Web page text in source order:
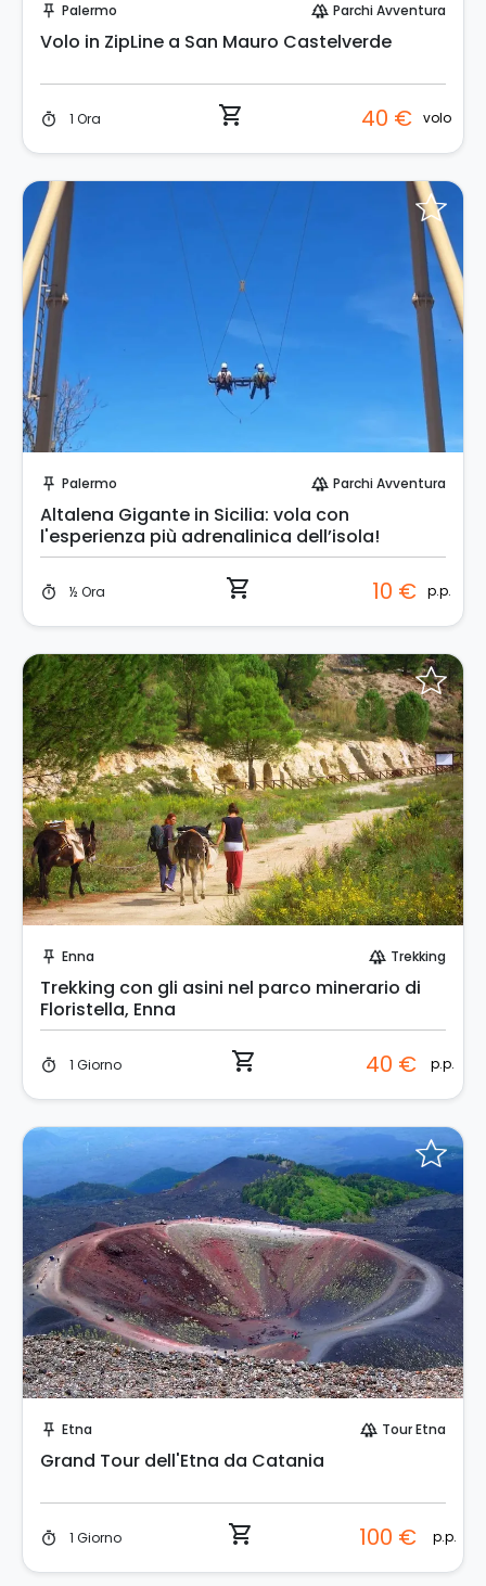
push_pin Palermo forest Parchi Avventura
Volo in ZipLine a San Mauro Castelverde
timer 1 Ora shopping_cart 40 € volo
push_pin Palermo forest Parchi Avventura
Altalena Gigante in Sicilia: vola con
l'esperienza più adrenalinica dell’isola!
timer ½ Ora shopping_cart 10 € p.p.
push_pin Enna forest Trekking
Trekking con gli asini nel parco minerario di
Floristella, Enna
timer 1 Giorno shopping_cart 40 € p.p.
push_pin Etna forest Tour Etna
Grand Tour dell'Etna da Catania
timer 1 Giorno shopping_cart 100 € p.p.